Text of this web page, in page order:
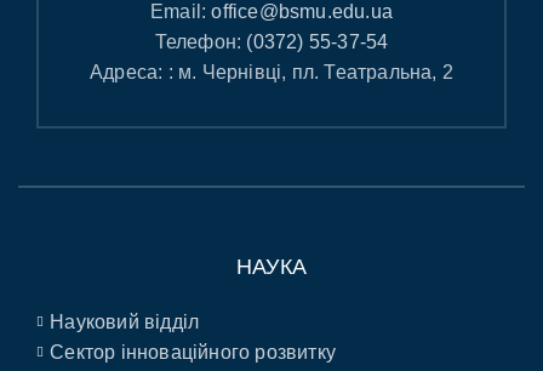
Email:office@bsmu.edu.ua
Телефон: (0372) 55-37-54
Адреса: : м. Чернівці, пл. Театральна, 2
НАУКА
Науковий відділ
Сектор інноваційного розвитку